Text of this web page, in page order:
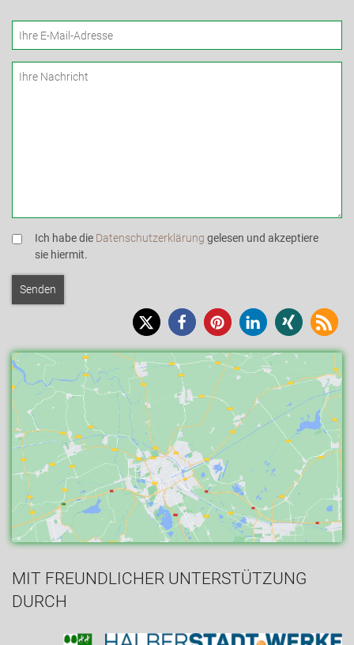
Ich habe die Datenschutzerklärung gelesen und akzeptiere
sie hiermit.
MIT FREUNDLICHER UNTERSTÜTZUNG
DURCH